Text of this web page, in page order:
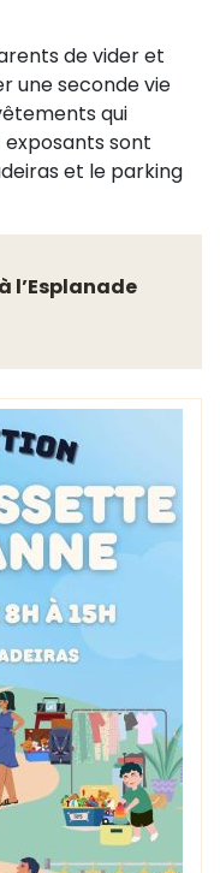
de vider et
une seconde vie
qui
exposants sont
et le parking
l’Esplanade